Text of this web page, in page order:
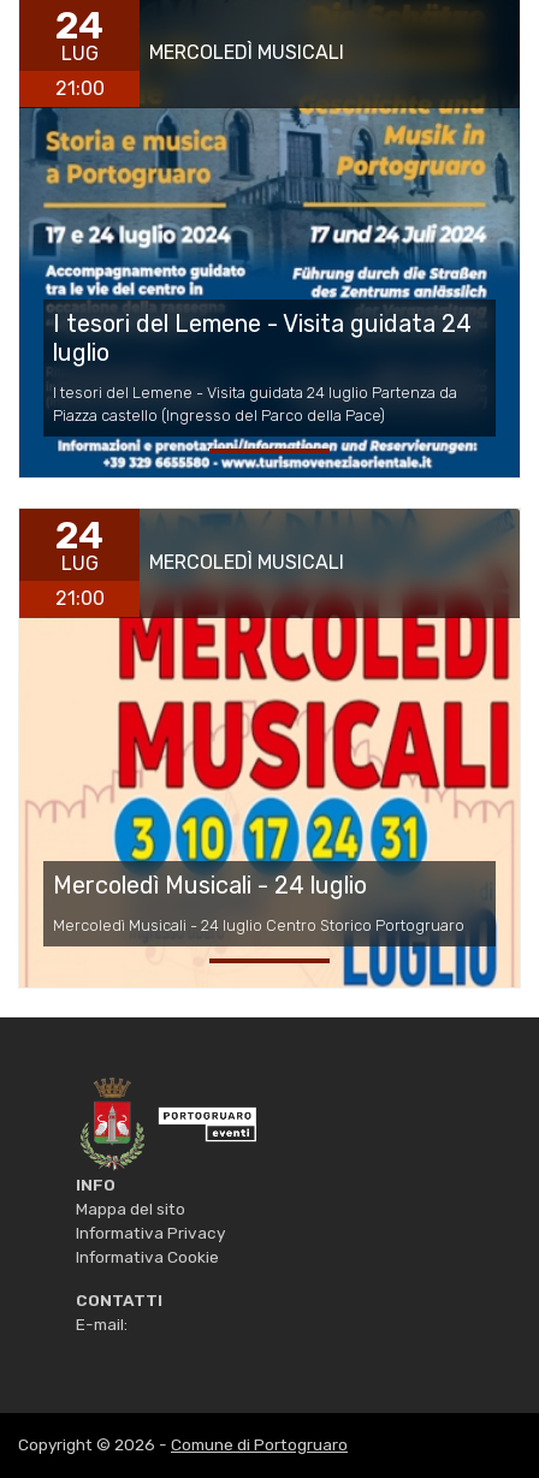
24
LUG
21:00
MERCOLEDÌ MUSICALI
I tesori del Lemene - Visita guidata 24
luglio
I tesori del Lemene - Visita guidata 24 luglio Partenza da
Piazza castello (Ingresso del Parco della Pace)
24
LUG
21:00
MERCOLEDÌ MUSICALI
Mercoledì Musicali - 24 luglio
Mercoledì Musicali - 24 luglio Centro Storico Portogruaro
INFO
Mappa del sito
Informativa Privacy
Informativa Cookie
CONTATTI
E-mail:
Copyright © 2026 - Comune di Portogruaro